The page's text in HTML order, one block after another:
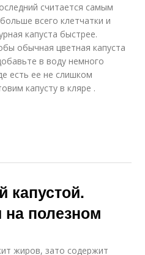
считается самым
всего клетчатки и
капуста быстрее.
обычная цветная капуста
в воду немного
есть ее не слишком
капусту в кляре .
капустой.
полезном
жиров, зато содержит